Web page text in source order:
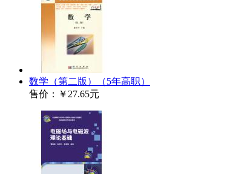
数学（第二版）（5年高职）
售价：
￥27.65元